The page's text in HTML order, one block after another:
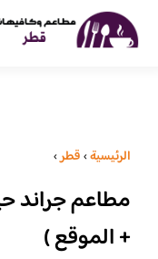
الرئيسية›قطر›
مطاعم جراند
+ الموقع )